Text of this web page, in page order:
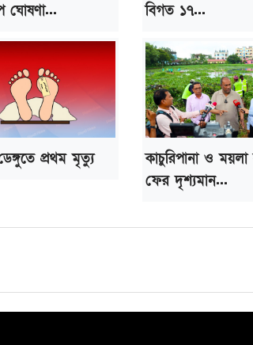
ঘোষণা...
বিগত ১৭...
প্রথম মৃত্যু
কাচুরিপানা ও
ফের দৃশ্যমান...